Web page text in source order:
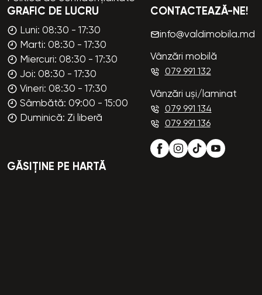
GRAFIC DE LUCRU
Luni: 08:30 - 17:30
Marti: 08:30 - 17:30
Miercuri: 08:30 - 17:30
Joi: 08:30 - 17:30
Vineri: 08:30 - 17:30
Sâmbătă: 09:00 - 15:00
Duminică: Zi liberă
CONTACTEAZĂ-NE!
info@valdimobila.md
Vânzări mobilă
079 991 132
Vânzări uși/laminat
079 991 134
079 991 136
GĂSIȚINE PE HARTĂ